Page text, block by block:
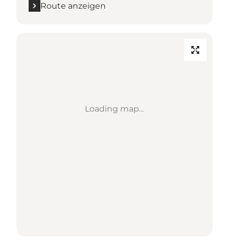
Route anzeigen
Loading map...